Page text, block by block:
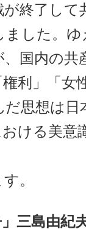
が終了し
した。
国内の共
利」「女
思想は日
ける美意
。
三島由紀